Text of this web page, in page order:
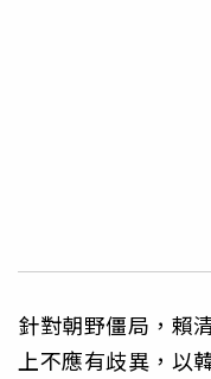
針對朝野僵局，賴
上不應有歧異，以